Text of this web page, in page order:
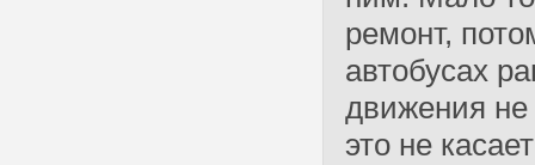
ремонт,
автобусах
движения не
это не